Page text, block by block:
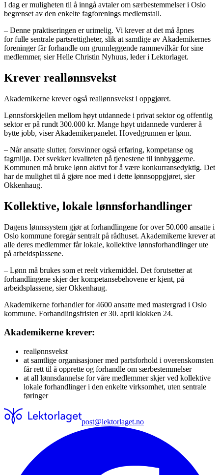
I dag er muligheten til å inngå avtaler om særbestemmelser i Oslo
begrenset av den enkelte fagforenings medlemstall.
– Denne praktiseringen er urimelig. Vi krever at det må åpnes
for fulle sentrale partsrettigheter, slik at samtlige av Akademikernes
foreninger får forhandle om grunnleggende rammevilkår for sine
medlemmer, sier Helle Christin Nyhuus, leder i Lektorlaget.
Krever reallønnsvekst
Akademikerne krever også reallønnsvekst i oppgjøret.
Lønnsforskjellen mellom høyt utdannede i privat sektor og offentlig
sektor er på rundt 300.000 kr. Mange høyt utdannede vurderer å
bytte jobb, viser Akademikerpanelet. Hovedgrunnen er lønn.
– Når ansatte slutter, forsvinner også erfaring, kompetanse og
fagmiljø. Det svekker kvaliteten på tjenestene til innbyggerne.
Kommunen må bruke lønn aktivt for å være konkurransedyktig. Det
har de mulighet til å gjøre noe med i dette lønnsoppgjøret, sier
Okkenhaug.
Kollektive, lokale lønnsforhandlinger
Dagens lønnssystem gjør at forhandlingene for over 50.000 ansatte i
Oslo kommune foregår sentralt på rådhuset. Akademikerne krever at
alle deres medlemmer får lokale, kollektive lønnsforhandlinger ute
på arbeidsplassene.
– Lønn må brukes som et reelt virkemiddel. Det forutsetter at
forhandlingene skjer der kompetansebehovene er kjent, på
arbeidsplassene, sier Okkenhaug.
Akademikerne forhandler for 4600 ansatte med mastergrad i Oslo
kommune. Forhandlingsfristen er 30. april klokken 24.
Akademikerne krever:
reallønnsvekst
at samtlige organisasjoner med partsforhold i overenskomsten
får rett til å opprette og forhandle om særbestemmelser
at all lønnsdannelse for våre medlemmer skjer ved kollektive
lokale forhandlinger i den enkelte virksomhet, uten sentrale
føringer
post@lektorlaget.no